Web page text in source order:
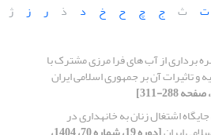
ت ث ج چ ح خ د ذ ر ز ژ
برداری از آب های فرا مرزی مشترک با
و تاثیرات آن بر جمهوری اسلامی ایران
اشتغال زنان به خانه‏داری در